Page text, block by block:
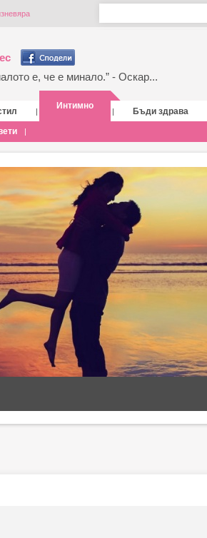
е, че е минало.” - Оскар...
|
Интимно
| Бъди здрава
|